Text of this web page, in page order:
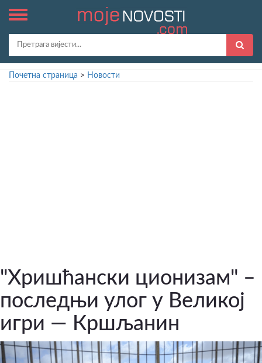
Почетна страница > Новости
"Хришћански ционизам" –
последњи улог у Великој
игри — Кршљанин